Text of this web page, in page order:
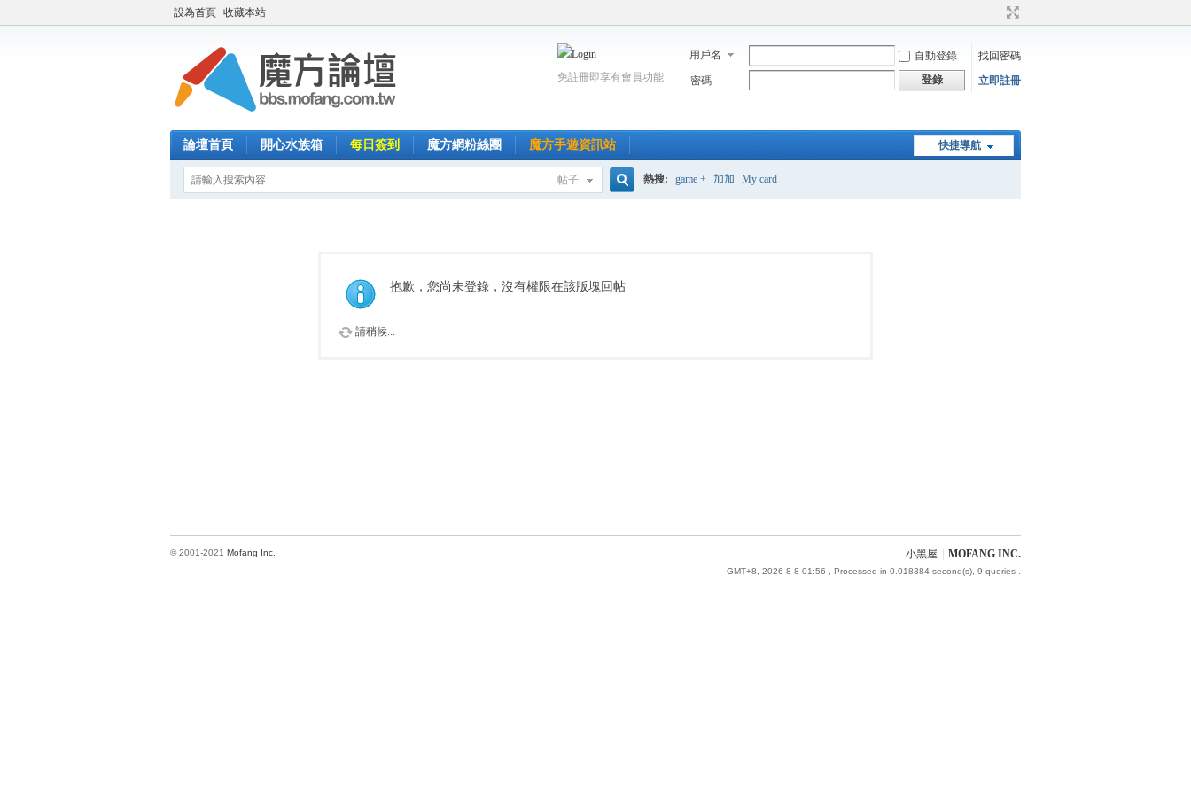
設為首頁 收藏本站
用戶名 自動登錄
找回密碼
密碼
登錄 立即註冊
免註冊即享有會員功能
快捷導航
論壇首頁 開心水族箱 每日簽到 魔方網粉絲團 魔方手遊資訊站
帖子
索
熱搜: game + 加加 My card
抱歉，您尚未登錄，沒有權限在該版塊回帖
請稍候...
小黑屋 MOFANG INC.
GMT+8, 2026-8-8 01:56 , Processed in 0.018384 second(s), 9 queries .
© 2001-2021 Mofang Inc.